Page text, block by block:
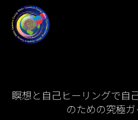
瞑想と自己ヒーリングで自
のための究極ガ